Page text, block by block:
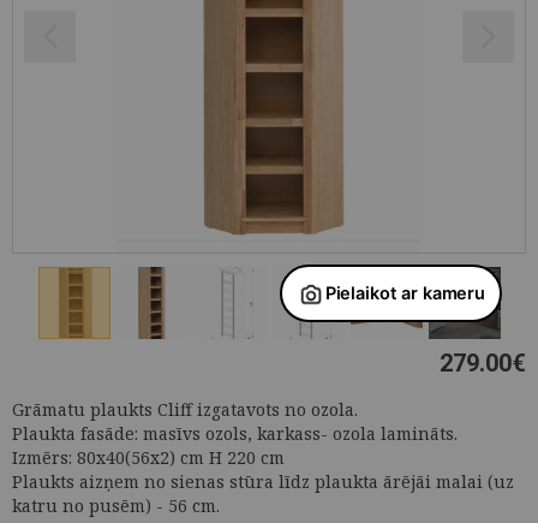
279.00€
Grāmatu plaukts Cliff izgatavots no ozola.
Plaukta fasāde: masīvs ozols, karkass- ozola lamināts.
Izmērs: 80x40(56x2) cm H 220 cm
Plaukts aizņem no sienas stūra līdz plaukta ārējāi malai (uz
katru no pusēm) - 56 cm.